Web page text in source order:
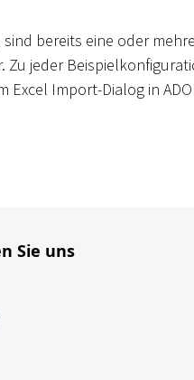
bereits eine oder
Zu jeder
Excel Import-Dialog in
Sie uns